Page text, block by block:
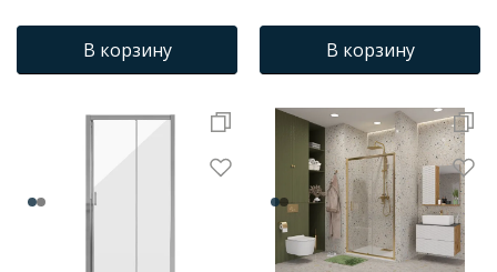
В корзину В корзину